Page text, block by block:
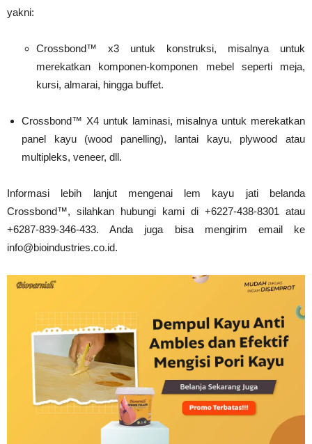
yakni:
Crossbond™ x3 untuk konstruksi, misalnya untuk
merekatkan komponen-komponen mebel seperti meja,
kursi, almarai, hingga buffet.
Crossbond™ X4 untuk laminasi, misalnya untuk merekatkan
panel kayu (wood panelling), lantai kayu, plywood atau
multipleks, veneer, dll.
Informasi lebih lanjut mengenai lem kayu jati belanda
Crossbond™, silahkan hubungi kami di +6227-438-8301 atau
+6287-839-346-433. Anda juga bisa mengirim email ke
info@bioindustries.co.id.